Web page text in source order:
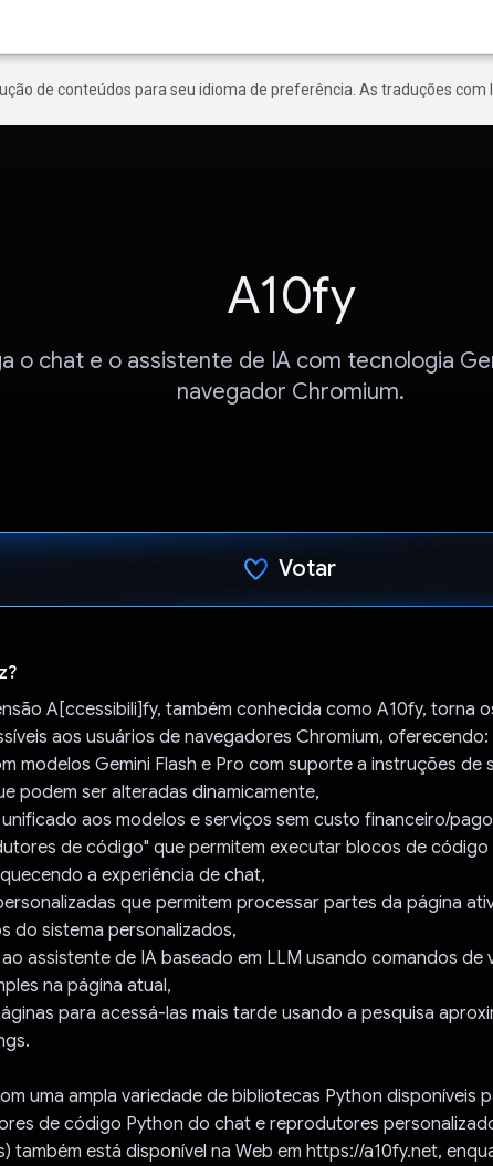
de conteúdos para seu idioma de preferência. As traduções com
A10fy
o chat e o assistente de IA com tecnologia
navegador Chromium.
Votar
A[ccessibili]fy, também conhecida como A10fy, torna
aos usuários de navegadores Chromium, oferecendo:
modelos Gemini Flash e Pro com suporte a instruções de
podem ser alteradas dinamicamente,
aos modelos e serviços sem custo financeiro/
de código" que permitem executar blocos de código
a experiência de chat,
que permitem processar partes da página
do sistema personalizados,
assistente de IA baseado em LLM usando comandos de
na página atual,
para acessá-las mais tarde usando a pesquisa
uma ampla variedade de bibliotecas Python disponíveis
de código Python do chat e reprodutores
também está disponível na Web em https://a10fy.net,